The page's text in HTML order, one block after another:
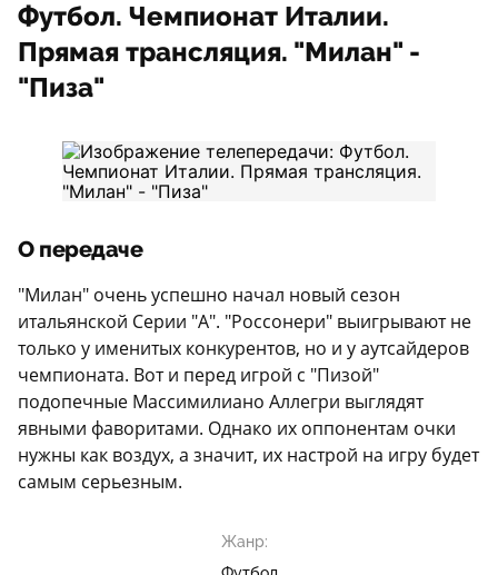
Футбол. Чемпионат Италии.
Прямая трансляция. "Милан" -
"Пиза"
О передаче
"Милан" очень успешно начал новый сезон
итальянской Серии "А". "Россонери" выигрывают не
только у именитых конкурентов, но и у аутсайдеров
чемпионата. Вот и перед игрой с "Пизой"
подопечные Массимилиано Аллегри выглядят
явными фаворитами. Однако их оппонентам очки
нужны как воздух, а значит, их настрой на игру будет
самым серьезным.
Жанр: